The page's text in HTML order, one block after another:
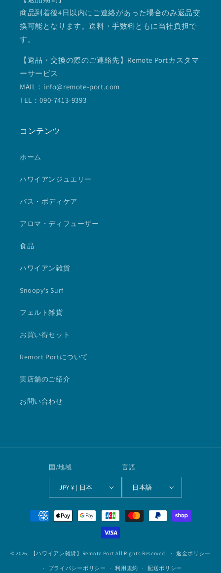
商品到着後4日以内にご連絡があった場合のみ返品交
換可能となります。送料・手数料ともに当社負担で
す。
【返品・交換の際のご連絡先】Remote Portカスタマ
ーサービス
MAIL：info@remote-port.com
TEL：090-7413-9393
コンテンツ
ホーム
ハワイアンジュエリー
バス・ボディケア
アロマ・ディフューザー
食品
ハワイアン雑貨
Snoopy's Surf
フェルト雑貨
お買い得セット
Remort Portについて
実店舗のご紹介
お問い合わせ
国/地域
JPY ¥ | 日本
言語
日本語
法
© 2026, 【ハワイアン雑貨】Remote Port All Rights Reserved. 返金ポリシー
プライバシーポリシー 利用規約 配送ポリシー